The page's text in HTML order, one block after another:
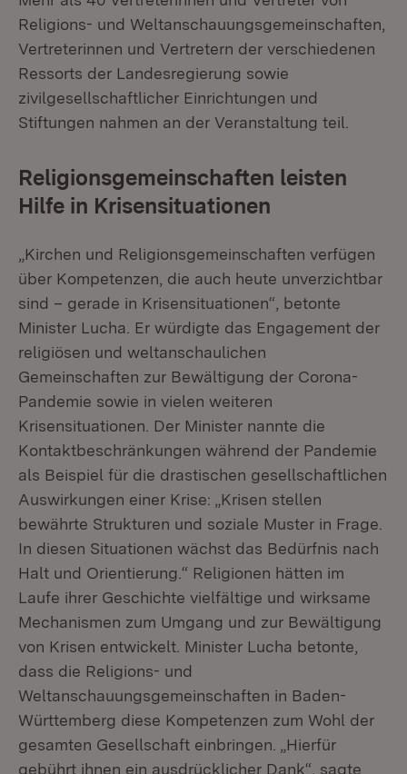
Religions- und Weltanschauungsgemeinschaften,
Vertreterinnen und Vertretern der verschiedenen
Ressorts der Landesregierung sowie
zivilgesellschaftlicher Einrichtungen und
Stiftungen nahmen an der Veranstaltung teil.
Religionsgemeinschaften leisten
Hilfe in Krisensituationen
„Kirchen und Religionsgemeinschaften verfügen
über Kompetenzen, die auch heute unverzichtbar
sind – gerade in Krisensituationen“, betonte
Minister Lucha. Er würdigte das Engagement der
religiösen und weltanschaulichen
Gemeinschaften zur Bewältigung der Corona-
Pandemie sowie in vielen weiteren
Krisensituationen. Der Minister nannte die
Kontaktbeschränkungen während der Pandemie
als Beispiel für die drastischen gesellschaftlichen
Auswirkungen einer Krise: „Krisen stellen
bewährte Strukturen und soziale Muster in Frage.
In diesen Situationen wächst das Bedürfnis nach
Halt und Orientierung.“ Religionen hätten im
Laufe ihrer Geschichte vielfältige und wirksame
Mechanismen zum Umgang und zur Bewältigung
von Krisen entwickelt. Minister Lucha betonte,
dass die Religions- und
Weltanschauungsgemeinschaften in Baden-
Württemberg diese Kompetenzen zum Wohl der
gesamten Gesellschaft einbringen. „Hierfür
gebührt ihnen ein ausdrücklicher Dank“, sagte